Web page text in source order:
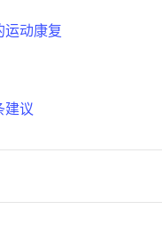
运动康复
建议